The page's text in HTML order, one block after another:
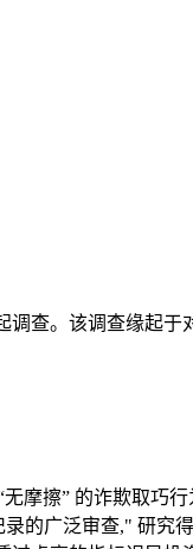
调查。该调查缘起
摩擦” 的诈欺取巧
的广泛审查," 研究